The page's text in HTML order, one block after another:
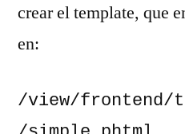
crear el template, que
en:
/view/frontend/